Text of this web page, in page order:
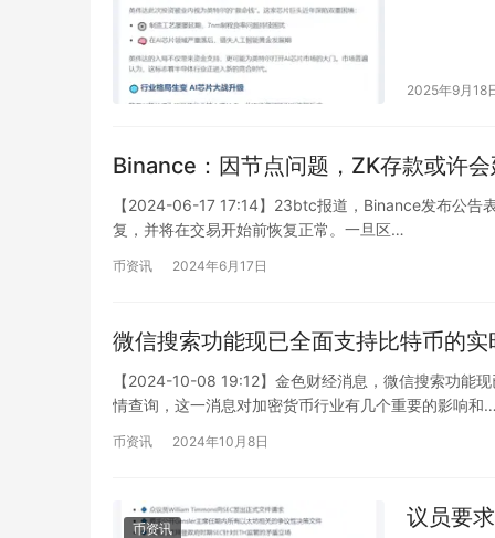
2025年9月18
Binance：因节点问题，ZK存款或许
【2024-06-17 17:14】23btc报道，Binance发布公告
复，并将在交易开始前恢复正常。一旦区…
币资讯 2024年6月17日
微信搜索功能现已全面支持比特币的
【2024-10-08 19:12】金色财经消息，微信搜索功能
情查询，这一消息对加密货币行业有几个重要的影响和
币资讯 2024年10月8日
币资讯 议员要